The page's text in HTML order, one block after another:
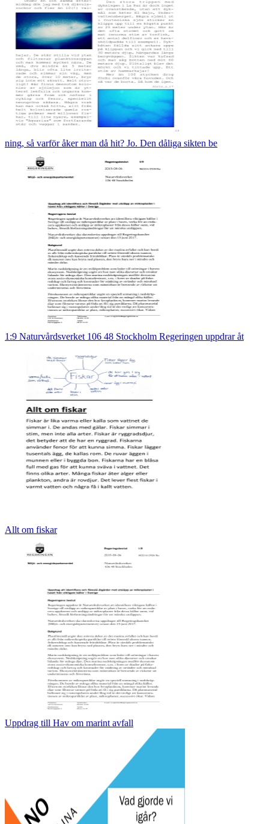
ning, så varför åker man då hit? Jo. Den dåliga sikten be
1:9 Naturvårdsverket 106 48 Stockholm Regeringen uppdrar åt
Allt om fiskar
Uppdrag till Hav om marint avfall